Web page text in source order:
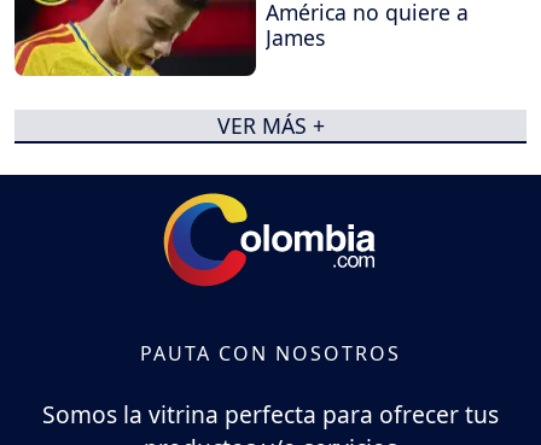
América no quiere a
James
VER MÁS +
PAUTA CON NOSOTROS
Somos la vitrina perfecta para ofrecer tus